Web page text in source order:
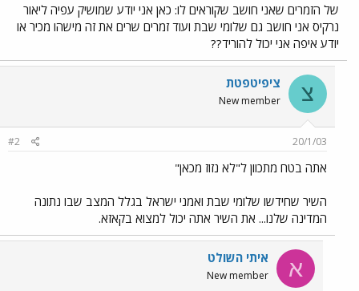
של הזמרים שאני חושב שקוראים לו: כאן אני יודע שמושיק עפיה ליאור
נרקיס אני חושב גם שלומי שבת ועוד זמרים שרים את זה מישהו מכיר או
יודע איפה אני יכול להוריד??
צ ציפיטפטת
New member
20/1/03
#2
אתה בטח מתכוון ל"לא נזוז מכאן"
השיר שחידשו שלומי שבת ואמני ישראל בגלל המצב שבו נתונה
המדינה שלנו... את השיר אתה יכול למצוא בקאזא.
א איתי השולט
New member